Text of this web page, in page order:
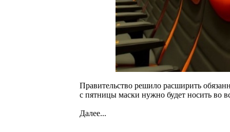
Правительство решило расширить
с пятницы маски нужно будет носить во
Далее...